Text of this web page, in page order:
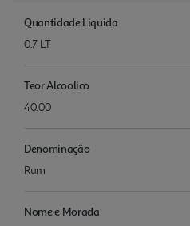
Quantidade Liquida
0.7 LT
Teor Alcoolico
40.00
Denominação
Rum
Nome e Morada